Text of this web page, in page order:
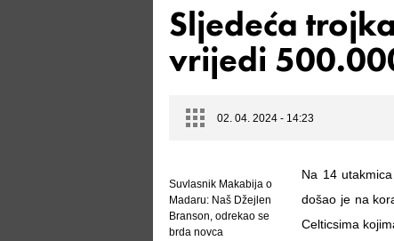
Sljedeća
vrijedi
02. 04. 2024 - 14:23
Suvlasnik Makabija o
Madaru: Naš Džejlen
Branson, odrekao se
brda novca
Na 14
došao je na
Celticsima